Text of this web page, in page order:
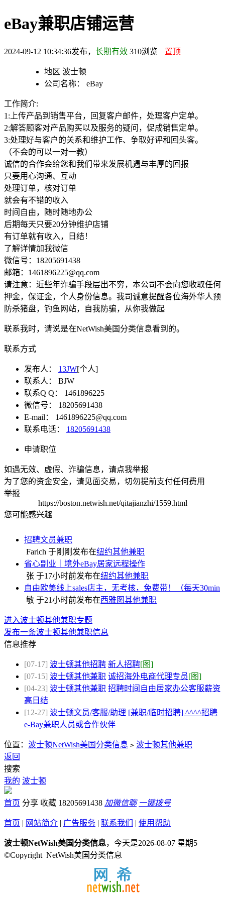
eBay兼职店铺运营
2024-09-12 10:34:36发布， 长期有效 310浏览 置顶
地区 波士顿
公司名称：
eBay
工作简介:
1:上传产品到销售平台，回复客户邮件，处理客户定单。
2:解答顾客对产品购买以及服务的疑问，促成销售定单。
3:处理好与客户的关系和维护工作、争取好评和回头客。
（不会的可以一对一教）
诚信的合作会给您和我们带来发展机遇与丰厚的回报
只要用心沟通、互动
处理订单，核对订单
就会有不错的收入
时间自由，随时随地办公
后期每天只要20分钟维护店铺
有订单就有收入，日结！
了解详情加我微信
微信号：18205691438
邮箱：1461896225@qq.com
请注意：近些年诈骗手段层出不穷，本公司不会向您收取任何
押金，保证金，个人身份信息。我司诚意提醒各位海外华人预
防杀猪盘，钓鱼网站，自我防骗，从你我做起
联系我时，请说是在NetWish美国分类信息看到的。
联系方式
发布人： 13JW[个人]
联系人：
BJW
联系Q Q：
1461896225
微信号：
18205691438
E-mail：
1461896225@qq.com
联系电话：
18205691438
申请职位
如遇无效、虚假、诈骗信息，请点我举报
为了您的资金安全，请见面交易，切勿提前支付任何费用
举报
https://boston.netwish.net/qitajianzhi/1559.html
您可能感兴趣
招聘文员兼职
Farich 于刚刚 发布在纽约其他兼职
省心副业｜境外eBay居家远程操作
张 于17小时前发布在纽约其他兼职
自由欧美线上sales店主，无考核，免费带！（每天30min
敏 于21小时前发布在西雅图其他兼职
进入波士顿其他兼职专题
发布一条波士顿其他兼职信息
信息推荐
[07-17] 波士顿其他招聘 新人招聘[图]
[07-15] 波士顿其他兼职 诚招海外电商代理专员[图]
[04-23] 波士顿其他兼职 招聘时间自由居家办公客服薪资
高日结
[12-27] 波士顿文员/客服/助理 [兼职/临时招聘] ^^^^招聘
e-Bay兼职人员或合作伙伴
位置： 波士顿NetWish美国分类信息 > 波士顿其他兼职
返回
搜索
我的 波士顿
首页 分享 收藏 18205691438 加微信聊 一键拨号
首页 | 网站简介 | 广告服务 | 联系我们 | 使用帮助
波士顿NetWish美国分类信息，今天是2026-08-07 星期5
©Copyright NetWish美国分类信息